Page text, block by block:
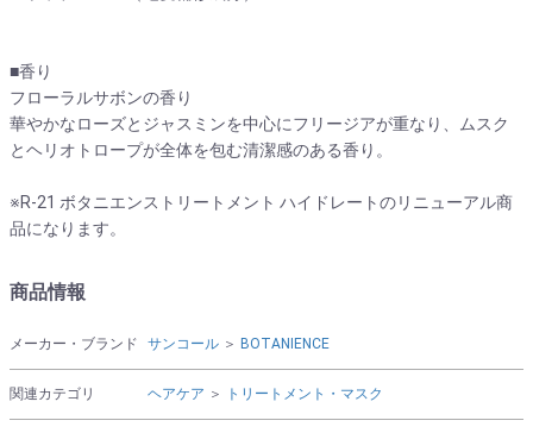
■香り
フローラルサボンの香り
華やかなローズとジャスミンを中心にフリージアが重なり、ムスク
とヘリオトロープが全体を包む清潔感のある香り。
※R-21 ボタニエンストリートメント ハイドレートのリニューアル商
品になります。
商品情報
メーカー・ブランド サンコール ＞ BOTANIENCE
関連カテゴリ ヘアケア ＞ トリートメント・マスク